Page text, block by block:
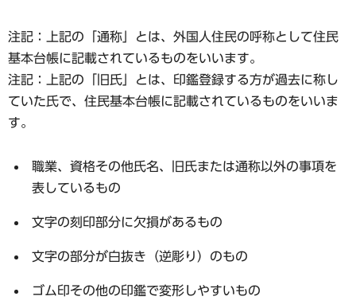
注記：上記の「通称」とは、外国人住民の呼称として住民
基本台帳に記載されているものをいいます。
注記：上記の「旧氏」とは、印鑑登録する方が過去に称し
ていた氏で、住民基本台帳に記載されているものをいいま
す。
職業、資格その他氏名、旧氏または通称以外の事項を
表しているもの
文字の刻印部分に欠損があるもの
文字の部分が白抜き（逆彫り）のもの
ゴム印その他の印鑑で変形しやすいもの